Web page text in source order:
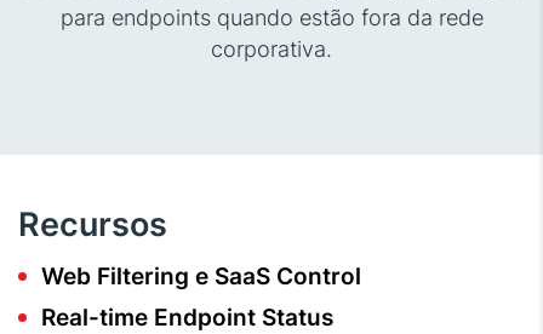
para endpoints quando estão fora da rede
corporativa.
Recursos
Web Filtering e SaaS Control
Real-time Endpoint Status